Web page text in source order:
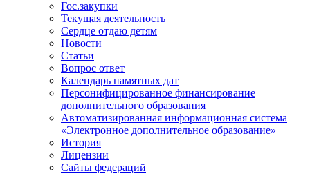
Гос.закупки
Текущая деятельность
Сердце отдаю детям
Новости
Статьи
Вопрос ответ
Календарь памятных дат
Персонифицированное финансирование
дополнительного образования
Автоматизированная информационная система
«Электронное дополнительное образование»
История
Лицензии
Сайты федераций